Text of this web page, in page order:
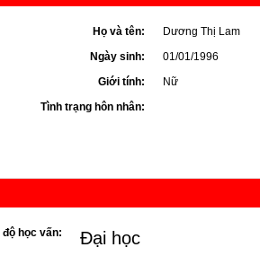
Họ và tên:
Dương Thị Lam
Ngày sinh:
01/01/1996
Giới tính:
Nữ
Tình trạng hôn nhân:
độ học vấn: Đại học